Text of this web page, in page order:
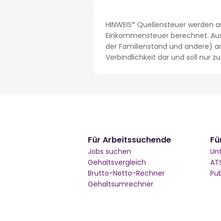
HINWEIS* Quellensteuer werden
Einkommensteuer berechnet.
der Familienstand und andere)
Verbindlichkeit dar und soll nur
Für Arbeitssuchende
Jobs suchen
Gehaltsvergleich
Brutto-Netto-Rechner
Gehaltsumrechner